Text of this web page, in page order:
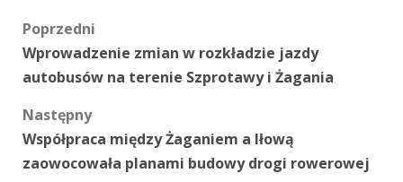
Zobacz
wpisy
Poprzedni
Wprowadzenie zmian w rozkładzie jazdy
autobusów na terenie Szprotawy i Żagania
Następny
Współpraca między Żaganiem a Iłową
zaowocowała planami budowy drogi rowerowej